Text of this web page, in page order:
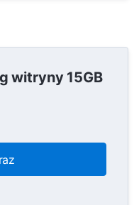
witryny 15GB